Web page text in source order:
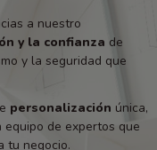
a nuestro
y la confianza de
y la seguridad que
personalización única,
de expertos que
tu negocio.